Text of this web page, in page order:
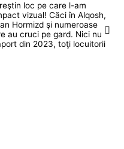
loc pe care l-am
vizual! Căci în Alqosh,
Hormizd şi numeroase
au cruci pe gard. Nici nu
din 2023, toţi locuitorii